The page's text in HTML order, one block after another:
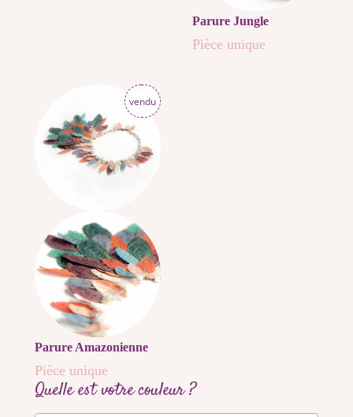
Parure Jungle
Pièce unique
vendu
Parure Amazonienne
Pièce unique
Quelle est votre couleur ?